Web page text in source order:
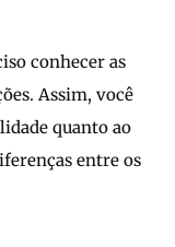
conhecer as
Assim, você
quanto ao
entre os